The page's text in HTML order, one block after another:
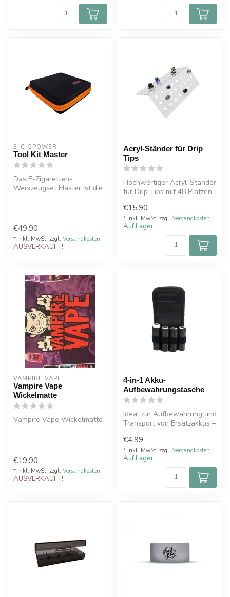
E-CIGPOWER
Tool Kit Master
Das E-Zigaretten-
Werkzeugset Master ist die
€49,90
* Inkl. MwSt. zzgl. Versandkosten
AUSVERKAUFT!
Acryl-Ständer für Drip
Tips
Hochwertiger Acryl-Ständer
für Drip Tips mit 48 Plätzen
€15,90
* Inkl. MwSt. zzgl. Versandkosten
Auf Lager
VAMPIRE VAPE
Vampire Vape
Wickelmatte
Vampire Vape Wickelmatte
€19,90
* Inkl. MwSt. zzgl. Versandkosten
AUSVERKAUFT!
4-in-1 Akku-
Aufbewahrungstasche
Ideal zur Aufbewahrung und
Transport von Ersatzakkus –
€4,99
* Inkl. MwSt. zzgl. Versandkosten
Auf Lager